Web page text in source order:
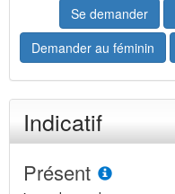
Se demander
Demander au féminin
Indicatif
Présent